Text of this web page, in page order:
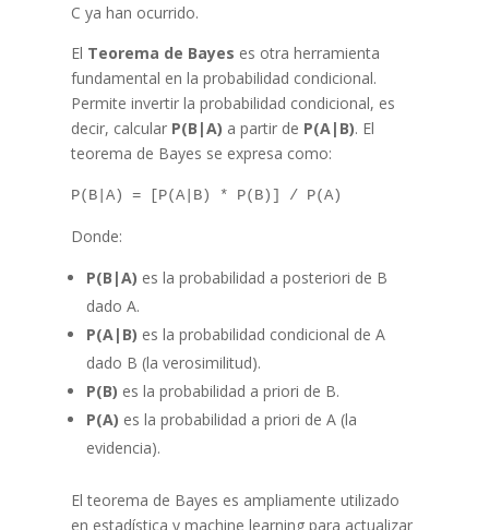
C ya han ocurrido.
El Teorema de Bayes es otra herramienta
fundamental en la probabilidad condicional.
Permite invertir la probabilidad condicional, es
decir, calcular P(B|A) a partir de P(A|B). El
teorema de Bayes se expresa como:
P(B|A) = [P(A|B) * P(B)] / P(A)
Donde:
P(B|A) es la probabilidad a posteriori de B
dado A.
P(A|B) es la probabilidad condicional de A
dado B (la verosimilitud).
P(B) es la probabilidad a priori de B.
P(A) es la probabilidad a priori de A (la
evidencia).
El teorema de Bayes es ampliamente utilizado
en estadística y machine learning para actualizar